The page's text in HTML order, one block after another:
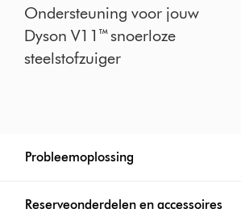
Ondersteuning voor jouw
Dyson V11™ snoerloze
steelstofzuiger
Probleemoplossing
Reserveonderdelen en accessoires